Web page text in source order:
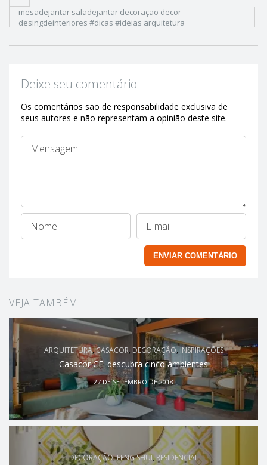
mesadejantar saladejantar decoração decor
desingdeinteriores #dicas #ideias arquitetura
Deixe seu comentário
Os comentários são de responsabilidade exclusiva de
seus autores e não representam a opinião deste site.
VEJA TAMBÉM
ARQUITETURA,CASACOR, DECORAÇÃO,INSPIRAÇÕES
Casacor CE: descubra cinco ambientes
27 DE SETEMBRO DE 2018
DECORAÇÃO,FENG SHUI,RESIDENCIAL